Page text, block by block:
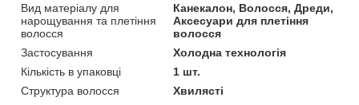
Вид матеріалу для
нарощування та плетіння
волосся
Канекалон, Волосся, Дреди,
Аксесуари для плетіння
волосся
Застосування
Холодна технологія
Кількість в упаковці
1 шт.
Структура волосся
Хвилясті